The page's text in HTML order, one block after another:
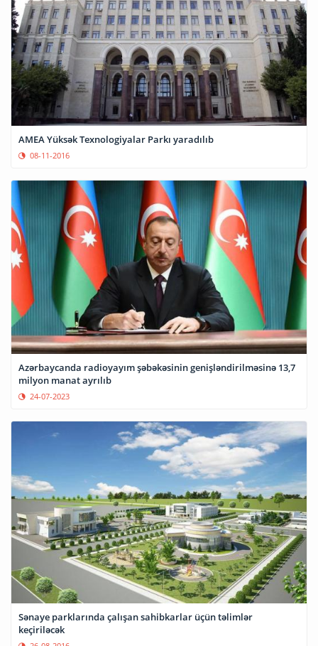
AMEA Yüksək Texnologiyalar Parkı yaradılıb
08-11-2016
Azərbaycanda radioyayım şəbəkəsinin genişləndirilməsinə 13,7
milyon manat ayrılıb
24-07-2023
Sənaye parklarında çalışan sahibkarlar üçün təlimlər
keçiriləcək